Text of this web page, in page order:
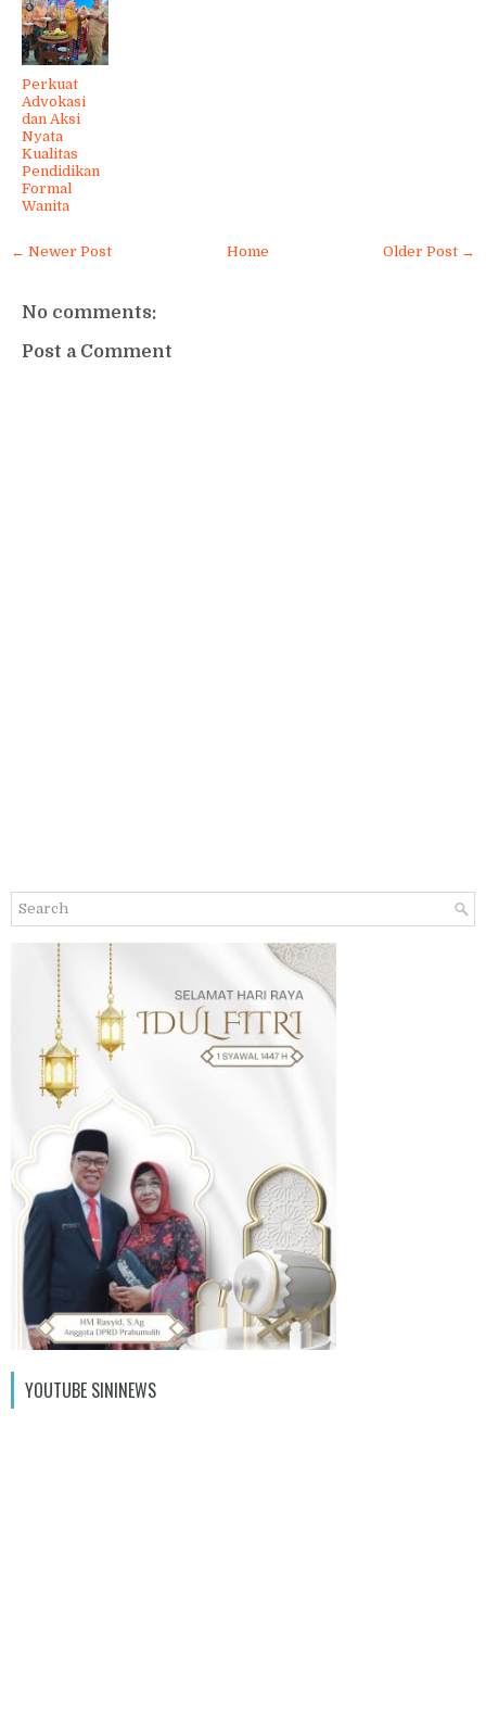
Perkuat
Advokasi
dan Aksi
Nyata
Kualitas
Pendidikan
Formal
Wanita
← Newer Post Older Post →
Home
No comments:
Post a Comment
YOUTUBE SININEWS